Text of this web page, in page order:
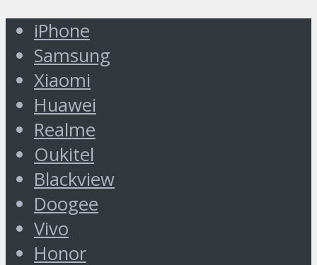
iPhone
Samsung
Xiaomi
Huawei
Realme
Oukitel
Blackview
Doogee
Vivo
Honor